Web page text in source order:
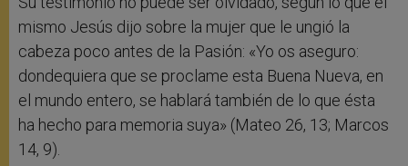
mismo Jesús dijo sobre la mujer que le ungió la
cabeza poco antes de la Pasión: «Yo os aseguro:
dondequiera que se proclame esta Buena Nueva, en
el mundo entero, se hablará también de lo que ésta
ha hecho para memoria suya» (Mateo 26, 13; Marcos
14, 9).